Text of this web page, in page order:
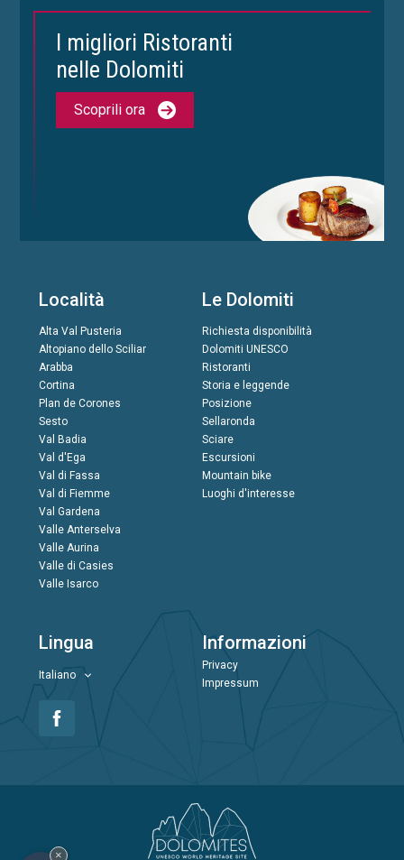
I migliori Ristoranti
nelle Dolomiti
Scoprili ora
Località
Alta Val Pusteria
Altopiano dello Sciliar
Arabba
Cortina
Plan de Corones
Sesto
Val Badia
Val d'Ega
Val di Fassa
Val di Fiemme
Val Gardena
Valle Anterselva
Valle Aurina
Valle di Casies
Valle Isarco
Le Dolomiti
Richiesta disponibilità
Dolomiti UNESCO
Ristoranti
Storia e leggende
Posizione
Sellaronda
Sciare
Escursioni
Mountain bike
Luoghi d'interesse
Lingua
Italiano
Informazioni
Privacy
Impressum
×